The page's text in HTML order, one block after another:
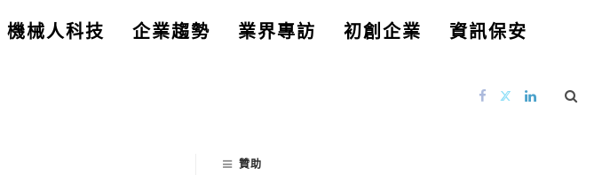
機械人科技 企業趨勢 業界專訪 初創企業 資訊保安
贊助